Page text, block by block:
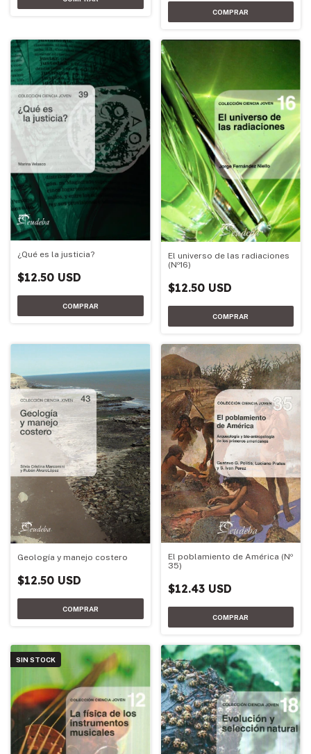
¿Qué es la justicia?
$12.50 USD
El universo de las radiaciones
(Nº16)
$12.50 USD
Geología y manejo costero
$12.50 USD
El poblamiento de América (Nº
35)
$12.43 USD
SIN STOCK